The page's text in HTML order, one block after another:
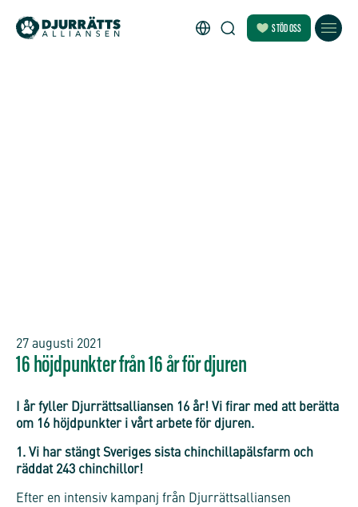
STÖD OSS
27 augusti 2021
16 höjdpunkter från 16 år för djuren
I år fyller Djurrättsalliansen 16 år! Vi firar med att berätta
om 16 höjdpunkter i vårt arbete för djuren.
1. Vi har stängt Sveriges sista chinchillapälsfarm och
räddat 243 chinchillor!
Efter en intensiv kampanj från Djurrättsalliansen